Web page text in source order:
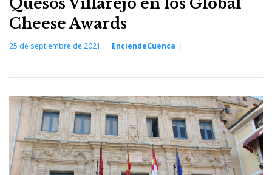
Cheese Awards
25 de septiembre de 2021 EnciendeCuenca